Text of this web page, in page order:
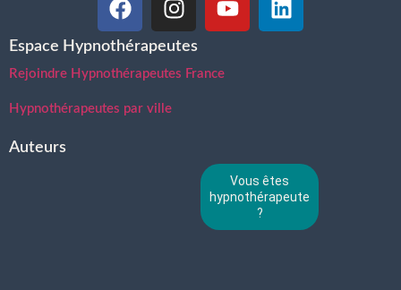
Espace Hypnothérapeutes
Rejoindre Hypnothérapeutes France
Hypnothérapeutes par ville
Auteurs
Vous êtes
hypnothérapeute
?